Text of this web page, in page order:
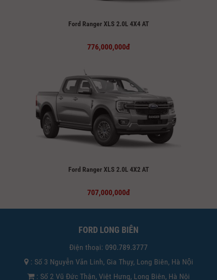
Ford Ranger XLS 2.0L 4X4 AT
776,000,000đ
Ford Ranger XLS 2.0L 4X2 AT
707,000,000đ
FORD LONG BIÊN
Điện thoại: 090.789.3777
: Số 3 Nguyễn Văn Linh, Gia Thụy, Long Biên, Hà Nội
: Số 2 Vũ Đức Thận, Việt Hưng, Long Biên, Hà Nội